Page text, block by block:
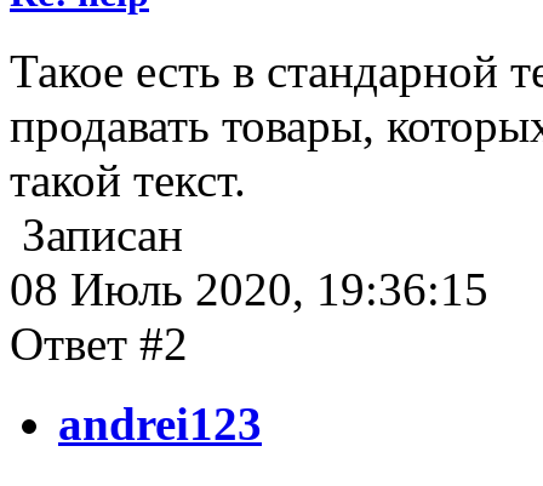
Такое есть в стандарной
продавать товары,
такой текст.
Записан
08 Июль 2020, 19:36:15
Ответ #2
andrei123